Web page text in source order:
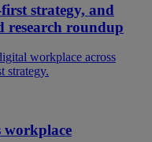
strategy, and
research roundup
workplace across
strategy.
workplace